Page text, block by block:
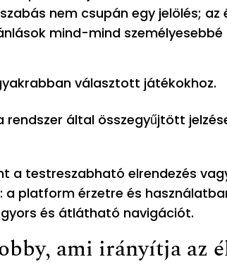
nem csupán egy jelölés;
mind-mind
választott játékokhoz.
rendszer által összegyűjtött
a testreszabható elrendezés
a platform érzetre és
és átlátható navigációt.
ami irányítja az